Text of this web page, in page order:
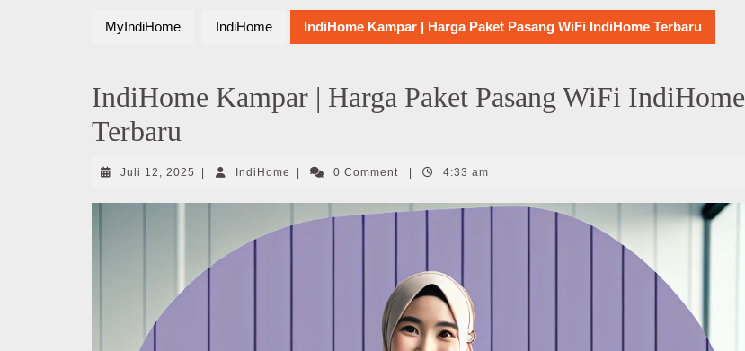
MyIndiHome IndiHome IndiHome Kampar | Harga Paket Pasang WiFi IndiHome Terbaru
IndiHome Kampar | Harga Paket Pasang WiFi IndiHome
Terbaru
Juli 12, 2025 Juli
2025
IndiHome IndiHome0 Comment 4:33 am